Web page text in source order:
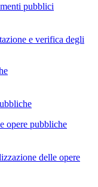
pubblici
e verifica degli
opere pubbliche
delle opere